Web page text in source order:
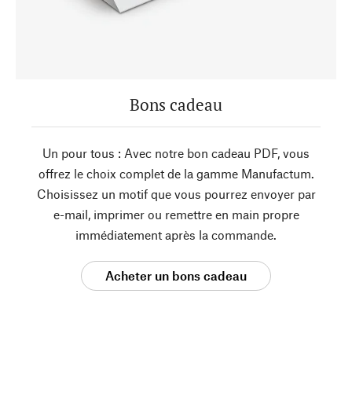
Bons cadeau
Un pour tous : Avec notre bon cadeau PDF, vous
offrez le choix complet de la gamme Manufactum.
Choisissez un motif que vous pourrez envoyer par
e-mail, imprimer ou remettre en main propre
immédiatement après la commande.
Acheter un bons cadeau